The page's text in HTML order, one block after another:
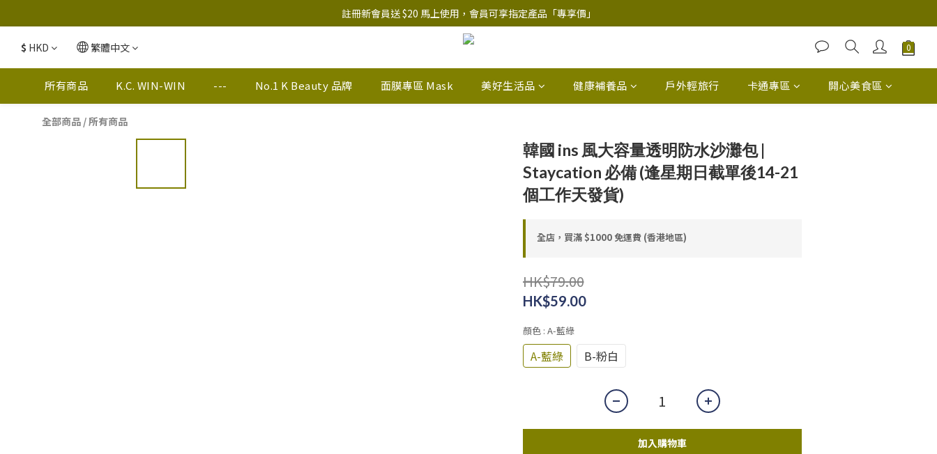
註冊新會員送 $20 馬上使用，會員可享指定產品「​專享價」
註冊新會員送 $20 馬上使用，會員可享指定產品「​專享價」
B.Y.O.B Mask Collection 任選優惠: 4件9折
註冊新會員送 $20 馬上使用，會員可享指定產品「​專享價」
$ HKD 繁體中文
所有商品 K.C. WIN-WIN --- No.1 K Beauty 品牌 面膜專區 Mask 美好生活品 健康補養品 戶外輕旅行 卡通專區 開心美食區
全部商品 /所有商品
韓國 ins 風大容量透明防水沙灘包 |
Staycation 必備 (逢星期日截單後14-21
個工作天發貨)
全店，買滿 $1000 免運費 (香港地區)
HK$79.00
HK$59.00
顏色 : A-藍綠
A-藍綠 B-粉白
加入購物車